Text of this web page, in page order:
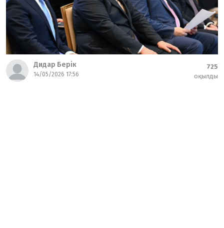
Дидар Берік
14/05/2026 17:56
725
оқылды